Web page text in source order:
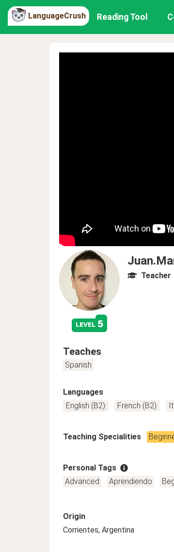
LanguageCrush Reading Tool
level 5
Teacher
Teaches
Spanish
Languages
English (B2)
French (B2)
Teaching Specialities
Personal Tags
Advanced
Aprendiendo
Origin
Corrientes, Argentina